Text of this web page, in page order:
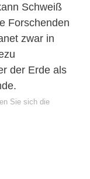
Schweiß
Forschenden
zwar in
der Erde als
Sie sich die